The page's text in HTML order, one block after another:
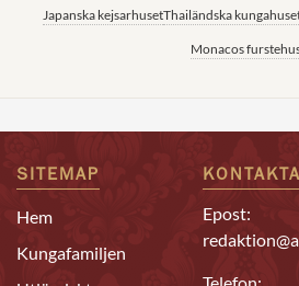
Japanska kejsarhusetThailändska
Monacos
SITEMAP
Hem
Kungafamiljen
Epost: